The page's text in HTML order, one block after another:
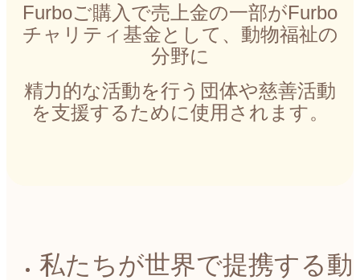
Furboご購入で売上金の一部がFurbo
チャリティ基金として、動物福祉の
分野に
精力的な活動を行う団体や慈善活動
を支援するために使用されます。
私たちが世界で提携する動